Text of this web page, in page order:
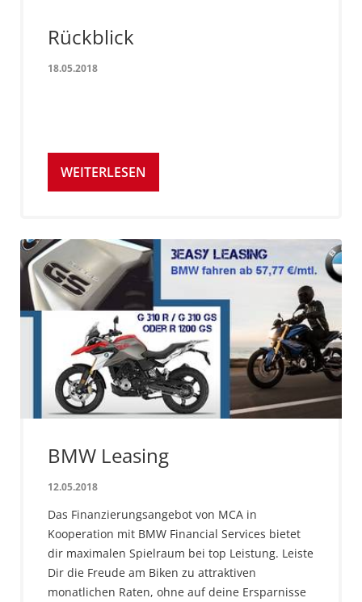
Rückblick
18.05.2018
WEITERLESEN
BMW Leasing
12.05.2018
Das Finanzierungsangebot von MCA in
Kooperation mit BMW Financial Services bietet
dir maximalen Spielraum bei top Leistung. Leiste
Dir die Freude am Biken zu attraktiven
monatlichen Raten, ohne auf deine Ersparnisse